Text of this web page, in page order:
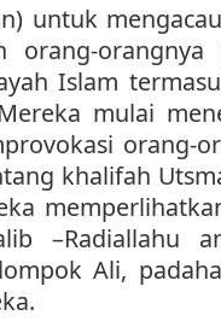
untuk
orang-
Islam
mulai
orang-
khalifah
–Radiallahu
Ali,